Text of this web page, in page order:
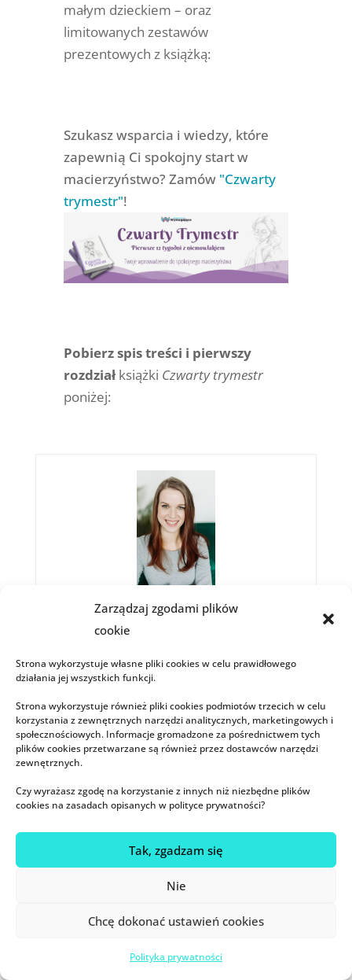
Zarządzaj zgodami plików
cookie
Strona wykorzystuje własne pliki cookies w celu prawidłowego
działania jej wszystkich funkcji.
Strona wykorzystuje również pliki cookies podmiotów trzecich w celu
korzystania z zewnętrznych narzędzi analitycznych, marketingowych i
społecznościowych. Informacje gromadzone za pośrednictwem tych
plików cookies przetwarzane są również przez dostawców narzędzi
zewnętrznych.
Czy wyrażasz zgodę na korzystanie z innych niż niezbędne plików
cookies na zasadach opisanych w polityce prywatności?
Tak, zgadzam się
Nie
Chcę dokonać ustawień cookies
Polityka prywatności
małym dzieckiem – oraz
limitowanych zestawów
prezentowych z książką:
Szukasz wsparcia i wiedzy, które
zapewnią Ci spokojny start w
macierzyństwo? Zamów "Czwarty
trymestr"!
Pobierz spis treści i pierwszy
rozdziałksiążki Czwarty trymestr
poniżej:
Magdalena Komsta
poznawczo-behawioralna bezsenności (CBT-I),
Mówczyni i trenerka (pracowała jako ekspertka
od snu m.in. z Google, ING, GlobalLogic, Agorą i
Treflem),prelegentka TEDx. Certyfikowana
specjalistka medycyny stylu życia – IBLM
Diplomate – pierwsza w Polsce psycholożka z tym
tytułem. Wspiera dorosłych i dzieci
doświadczające problemów ze snem.